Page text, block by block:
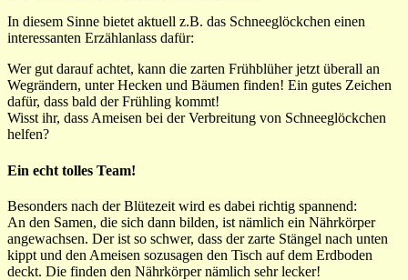
In diesem Sinne bietet aktuell z.B. das Schneeglöckchen einen
interessanten Erzählanlass dafür:
Wer gut darauf achtet, kann die zarten Frühblüher jetzt überall an
Wegrändern, unter Hecken und Bäumen finden! Ein gutes Zeichen
dafür, dass bald der Frühling kommt!
Wisst ihr, dass Ameisen bei der Verbreitung von Schneeglöckchen
helfen?
Ein echt tolles Team!
Besonders nach der Blütezeit wird es dabei richtig spannend:
An den Samen, die sich dann bilden, ist nämlich ein Nährkörper
angewachsen. Der ist so schwer, dass der zarte Stängel nach unten
kippt und den Ameisen sozusagen den Tisch auf dem Erdboden
deckt. Die finden den Nährkörper nämlich sehr lecker!